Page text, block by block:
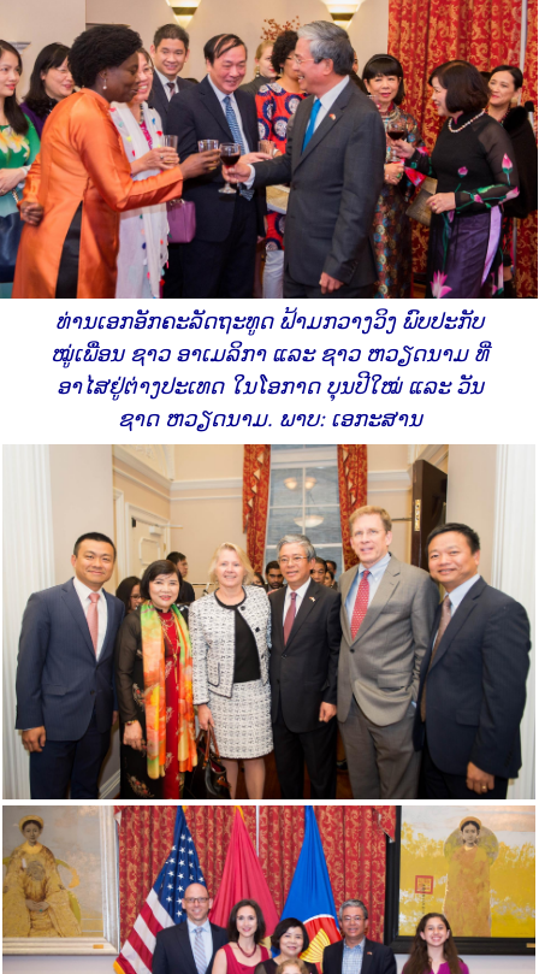
ທ່ານເອກອັກຄະລັດຖະທູດ ຟ້າມກວາງວິງ ພົບປະກັບ
ໝູ່ເພື່ອນ ຊາວ ອາເມລິກາ ແລະ ຊາວ ຫວຽດນາມ ທ່ີ
ອາໄສຢູ່ຕ່າງປະເທດ ໃນໂອກາດ ບຸນປີໃໝ່ ແລະ ວັນ
ຊາດ ຫວຽດນາມ. ພາບ: ເອກະສານ